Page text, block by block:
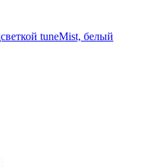
tuneMist, белый